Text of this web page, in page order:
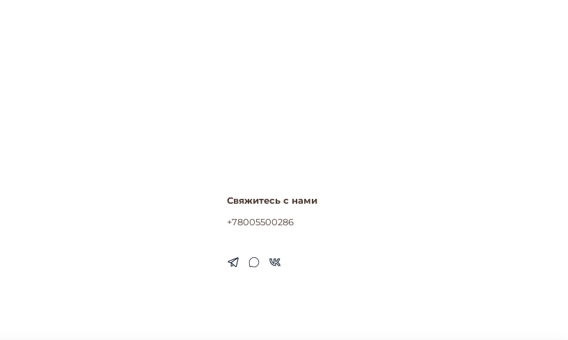
Свяжитесь с нами
+78005500286